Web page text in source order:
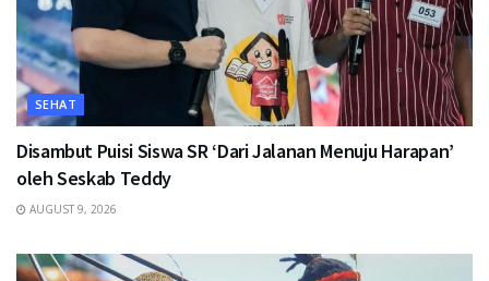
SEHAT
Disambut Puisi Siswa SR ‘Dari Jalanan Menuju Harapan’
oleh Seskab Teddy
AUGUST 9, 2026